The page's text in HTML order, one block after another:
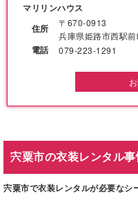
マリリンハウス
住所
〒670-0913
兵庫県姫路市西駅
電話 079-223-1291
宍粟市の衣装レンタル
宍粟市で衣装レンタルが必要なシ